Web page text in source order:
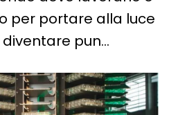
per portare alla luce
pun…